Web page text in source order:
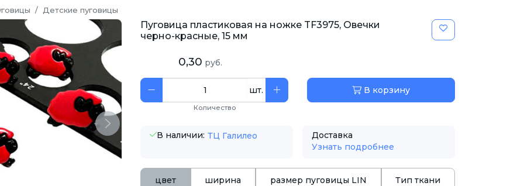
Детские пуговицы
Next
Пуговица пластиковая на ножке TF3975, Овечки
черно-красные, 15 мм
0,30 руб.
шт.
Количество
В корзину
В наличии: ТЦ Галилео
Доставка
Узнать подробнее
цвет ширина размер пуговицы LIN Тип ткани